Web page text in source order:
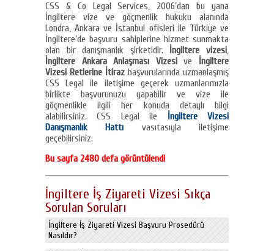
CSS & Co Legal Services, 2006’dan bu yana
İngiltere vize ve göçmenlik hukuku alanında
Londra, Ankara ve İstanbul ofisleri ile Türkiye ve
İngiltere’de başvuru sahiplerine hizmet sunmakta
olan bir danışmanlık şirketidir. İngiltere vizesi,
İngiltere Ankara Anlaşması Vizesive
İngiltere
Vizesi Retlerine İtiraz başvurularında uzmanlaşmış
CSS Legal ile iletişime geçerek uzmanlarımızla
birlikte başvurunuzu yapabilir ve vize ile
göçmenlikle ilgili her konuda detaylı bilgi
alabilirsiniz. CSS Legal ile İngiltere Vizesi
Danışmanlık Hattı vasıtasıyla iletişime
geçebilirsiniz.
Bu sayfa 2480 defa görüntülendi
İngiltere İş Ziyareti Vizesi Sıkça
Sorulan Soruları
İngiltere İş Ziyareti Vizesi Başvuru Prosedürü
Nasıldır?